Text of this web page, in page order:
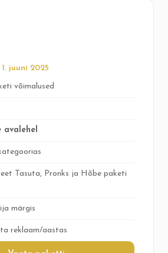
juuni 2025
võimalused
avalehel
Tasuta, Pronks ja Hõbe paketi
märgis
reklaam/aastas